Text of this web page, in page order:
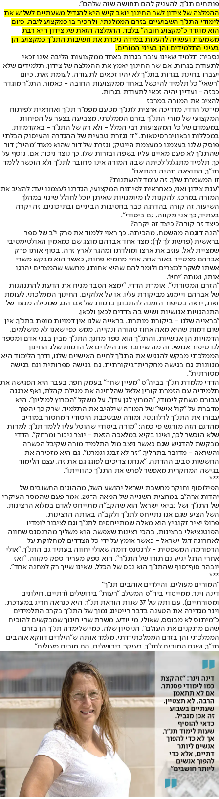
פותחים תנ"ך, להעניק להם תחושה שזה שלהם".
ההמלצה של צידון לשר החינוך יואב קיש היא להגדיל משעתיים לשלוש את
לימודי התנ"ך השבועיים בזרם הממלכתי, ולהכיר בו כמקצוע ליבה. כיום
הוא מוגדר כ"מקצוע חובה" בלבד. ההמלצה הזאת של צידון היא רבת
משמעות ועשויה להעלות במידה ניכרת את חשיבות התנ"ך כמקצוע, הן
בעיני התלמידים והן בעיני המורים.
נסביר: תלמיד שאינו עובר בגרות באחד ממקצועות הליבה אינו זכאי
לתעודת בגרות. אם שר החינוך יאמץ את ההמלצה של צידון, תלמידים שלא
יעברו בחינת בגרות בתנ"ך לא יהיו זכאים לתעודה. לעומת זאת, כיום
"רשאי" כל תלמיד להיכשל באחד ממקצועות החובה - כאמור, התנ"ך מוגדר
ככזה - ועדיין יהיה זכאי לתעודת בגרות.
להציב את המורה במרכז
מי־טל הדדי, מדריכה ארצית לתנ"ך מטעם מפמ"ר תנ"ך ואחראית לפיתוח
המקצועי של מורי התנ"ך בזרם הממלכתי, מצביעה בצער על הפיחות
במעמדם של כל המקצועות רבי המלל - ולא רק של התנ"ך - באקדמיות,
במכללות ובאוניברסיטאות. "זו נגזרת טבעית של ההגדרה והעיסוק הבלתי
פוסק שלנו בעצמנו כמעצמת הייטק; נגזרת של דור שהוא מאוד 'מהיר'; דור
שהתנ"ך לא פעם מאיים עליו בשפה ובזרות שלו. כך נוצר ניכור. אם, נוסף על
כך, תלמיד מתגלגל לכיתה שבה המורה אינו מחובר לתנ"ך ולא הוכשר ללמד
תנ"ך, התוצאה תהיה בהתאם".
זו המשמרת שלך. זה עומד להשתנות?
"ענת צידון ואני, כאחראית לפיתוח המקצועי, הגדרנו לעצמנו יעד: להציב את
המורה במרכז, להקנות לו מיומנויות שאיתן יוכל לחולל שינוי במהלך
השיעור. זה קורה בהדרגה כבר בחטיבות הביניים ובתיכונים. זה יקרה
בעתיד, כך אני מקווה, גם ביסודי".
כיצד זה קורה? כיצד זה יקרה?
"הנה דוגמה מהשטח, מהכיתה. כך ראוי ללמוד את פרק י"ב של ספר
בראשית (פרשת לך לך): מצד אחד אברהם מוצג שם כמאמין האולטימטיבי
שמציית לאל, עוזב את ארצו ומולדתו ומהגר לארץ זרה. בסוף אותו פרק
אברהם מצטייר באור אחר, אולי מחמיא פחות, כאשר הוא מבקש משרי
אשתו לשקר למצרים ולומר להם שהיא אחותו, מחשש שהמצרים יהרגו
אותו, ואותה 'יְחַיּוּ'.
"הזרם המסורתי", אומרת הדדי, "ימצא הסבר מניח את הדעת להתנהגות
של אברהם ויימנע מביקורת עליו, או על אלוקים. החינוך הממלכתי, לעומת
זאת, יראה בסיפור הזמנה להתבונן בדמות של אברהם, שמכילה מנעד של
התנהגויות אנושיות ושיש בה צדדים לכאן ולכאן.
"בראייה שלנו - ביקורת מותרת. בראייה שלנו אין דמויות מופת בתנ"ך. אין
שום דמות שהיא מאה אחוז טהורה ונקייה, ממש כפי שאנו לא מושלמים.
הדמויות הן אנושיות, והתנ"ך הוא ספר מחנך. התנ"ך מבין בבני אדם ומספר
לנו סיפור אנושי. זה מה שיחבר את הילדים אל הדמות שלו. החינוך
הממלכתי מבקש להנגיש את התנ"ך לחיים האישיים שלנו, ודרך הלימוד היא
מגוונות: גם בגישה מחקרית‏־ביקורתית, גם בגישה ספרותית וגם בגישה
מסורתית".
הדדי מלמדת תנ"ך בביה"ס "מעיין שחר" בעמק חפר. בעבר היא הפגישה את
תלמידיה עם הזמרת קורין אלאל שהלחינה את מגילת קהלת, ואף ארגנה
עבורם משחק לימודי, "המרוץ לגן עדן", על משקל "המרוץ למיליון". היא
מדברת על "קול אישי" של המורה שילהיב את התלמיד, שרק כך יהפוך
עבורו את התנ"ך לרלוונטי, ומודה שבשכבת היסודי המחסור במורים
מהדגם הזה מורגש פי כמה: "מורה ביסודי שהוטל עליו ללמד תנ"ך, למרות
שלא הוכשר לכך, ואינו בקיא במלאכה הזאת - יוצר ניכור ומרחק". הדדי
מבקשת להדגיש שגם כאשר ניצב מול התלמיד מורה שקיבל הכשרה
והשראה - מדובר בתהליך. "זה לא זבנג וגמרנו". גם היא מזכירה את
החששות סביב ההדתה. "אנחנו צריכים לפוגג גם את זה. עצם הלימוד
בגישה המחקרית מאפשר לפרש את התנ"ך כהווייתו".
***
הפילוסוף וחוקר מחשבת ישראל יהושע השל, מההוגים החשובים של
יהדות ארה"ב במחצית השנייה של המאה ה־20, אמר פעם שהמסר העיקרי
של התנ"ך ושל נביאי ישראל הוא שהקב"ה מתייחס לאדם במלוא הרצינות.
השל הציע שגם אנו נתייחס לתנ"ך ולקב"ה באותה הרצינות.
פרופ' יאיר זקוביץ הוא מאלה שמתייחסים לתנ"ך וגם לציבור לומדיו
הפוטנציאלי ברצינות, בהכי רצינות שאפשר. הוא משליך מהרנסנס שחווה
לאחרונה דגל ישראל - כאשר אומץ על ידי כל הצדדים למחלוקת על
הרפורמה המשפטית - לרנסנס דומה שאולי יחווה בעתיד גם התנ"ך. "אולי
אחרי הדגל יגיע גם תורו של התנ"ך", הוא ספק מעריך, ספק מקווה, "ואז
יובהר סוף־סוף שהתנ"ך הוא נכס של הכלל, שאינו שייך רק למחנה אחד".
***
"המורים מעולים, והילדים אוהבים תנ"ך"
דינה וינר, ממייסדי ביה"ס המשלב "רעות" בירושלים (דתיים, חילונים
ומסורתיים), עם ותק של 37 שנות הוראת תנ"ך, היא כנראה חריג במערכת.
וינר מגדירה את הטענה בדבר רייטינג נמוך של התנ"ך בקרב התלמידים
כ"מיתוס לא מבוסס, שאולי, מי יודע, משרת שרי חינוך שמבקשים להוכיח
שהם מתקנים את העולם". הניסיון שלה, כמי שלימדה תנ"ך הן בזרם
הממלכתי והן בזרם הממלכתי־דתי, מלמד אותה ש"הילדים דווקא אוהבים
תנ"ך, ושגם המורים לתנ"ך, בעיקר בירושלים, הם מורים מעולים".